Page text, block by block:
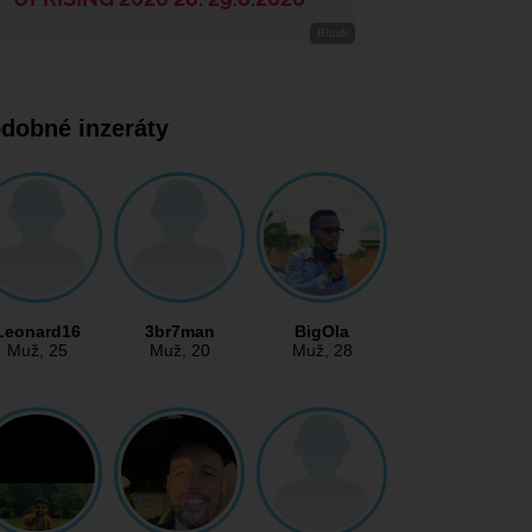
inzeráty
Muž, 25
3br7man
Muž, 20
BigOla
Muž, 28